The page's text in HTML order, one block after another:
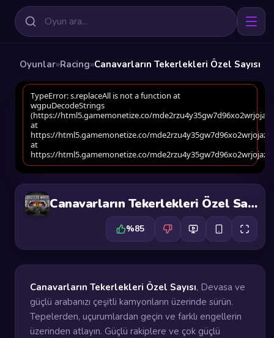
Oyunlar»Racing»Canavarların Tekerlekleri Özel Sayısı
Canavarların Tekerlekleri Özel Sayısı
%85
Canavarların Tekerlekleri Özel Sayısı, Devasa ve
güçlü arabanızı çeşitli kamyonların üzerinde sürün.
Tepelerden, uçurumlardan geçin ve farklı engellerin
üzerinden atlayın. Güçlü rakiplere ve çok güçlü